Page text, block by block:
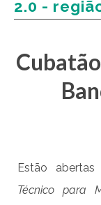
2.0 -
Estão
Técnico para